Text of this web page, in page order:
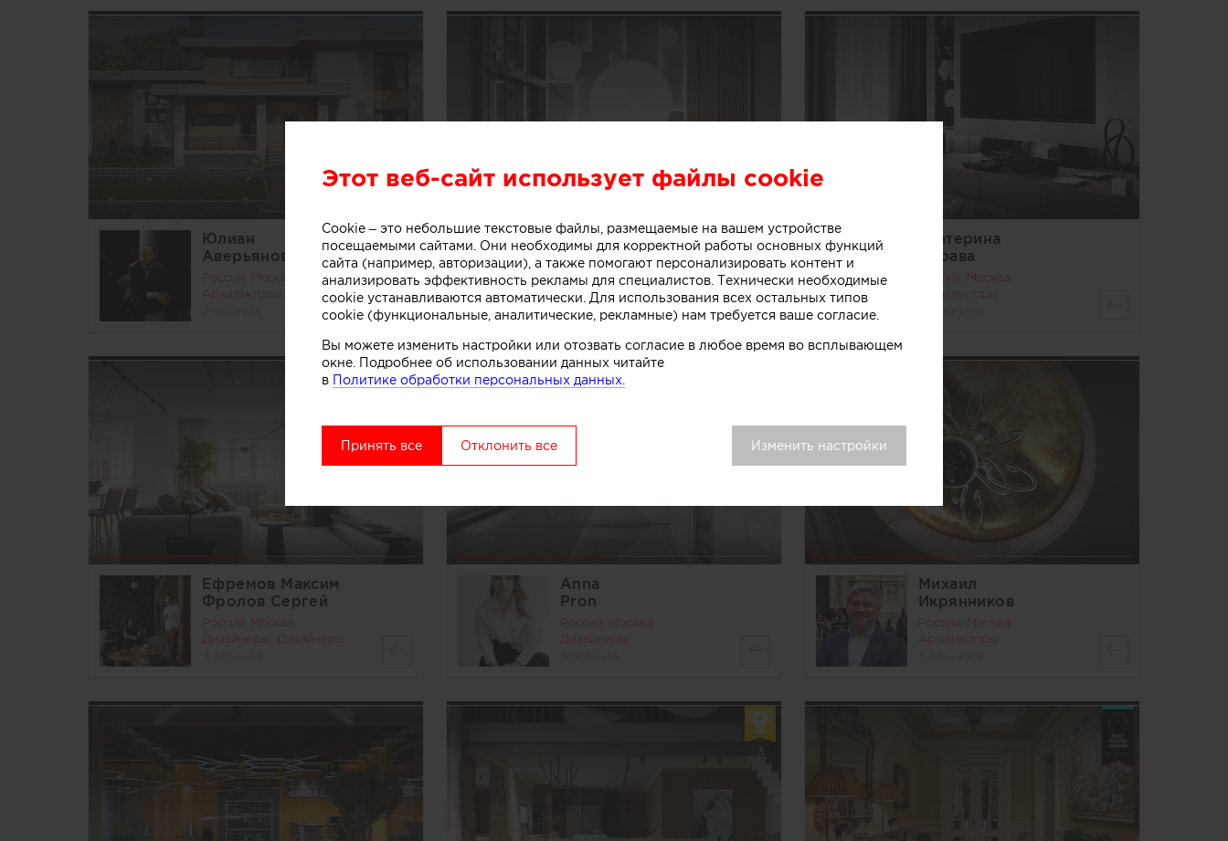
Юлиан
Аверьянов
Россия, Москва
Архитекторы
Александр
Мельниченко
Россия, Санкт-Петербург
Архитекторы
4 объекта
Екатерина
Дурава
Россия, Москва
Архитекторы
Ефремов Максим
Фролов Сергей
Россия, Москва
Дизайнеры, Дизайнеры
Anna
Pron
Россия, Москва
Дизайнеры
Михаил
Икрянников
Россия, Москва
Архитекторы
3
Этот веб-сайт использует файлы cookie
Cookie – это небольшие текстовые файлы, размещаемые на вашем устройстве
посещаемыми сайтами. Они необходимы для корректной работы основных функций
сайта (например, авторизации), а также помогают персонализировать контент и
анализировать эффективность рекламы для специалистов. Технически необходимые
cookie устанавливаются автоматически. Для использования всех остальных типов
cookie (функциональные, аналитические, рекламные) нам требуется ваше согласие.
Вы можете изменить настройки или отозвать согласие в любое время во всплывающем
окне. Подробнее об использовании данных читайте
в Политике обработки персональных данных.
Принять все Отклонить все Изменить настройки